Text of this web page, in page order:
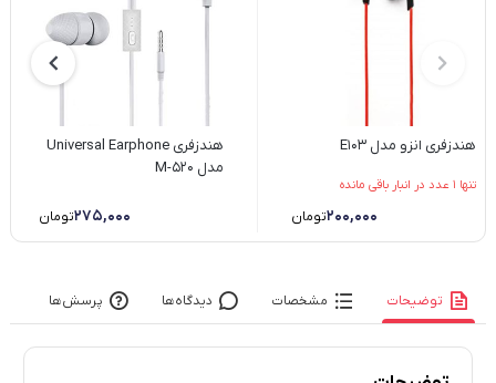
هندزفری انزو مدل E103
تنها 1 عدد در انبار باقی مانده
۲۰۰,۰۰۰تومان
هندزفری Universal Earphone
مدل M-520
۲۷۵,۰۰۰تومان
توضیحات مشخصات دیدگاه‌ها پرسش‌ها